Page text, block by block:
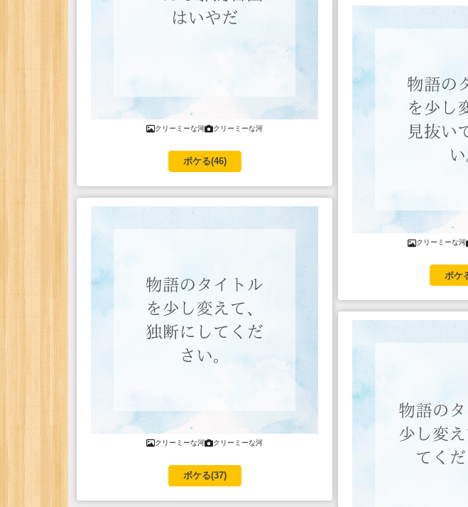
クリーミーな河 クリーミーな河
ボケる(46)
クリーミーな河 クリーミーな河
ボケる(37)
クリーミーな河
ボケ